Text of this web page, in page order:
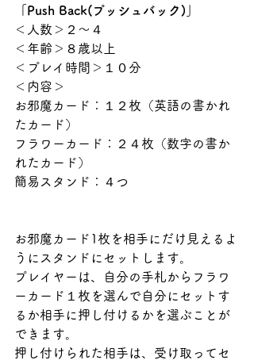
「Push Back(プッシュバック)」
＜人数＞２〜４
＜年齢＞８歳以上
＜プレイ時間＞１０分
＜内容＞
お邪魔カード：１２枚（英語の書かれ
たカード）
フラワーカード：２４枚（数字の書か
れたカード）
簡易スタンド：４つ
お邪魔カード1枚を相手にだけ見えるよ
うにスタンドにセットします。
プレイヤーは、自分の手札からフラワ
ーカード１枚を選んで自分にセットす
るか相手に押し付けるかを選ぶことが
できます。
押し付けられた相手は、受け取ってセ